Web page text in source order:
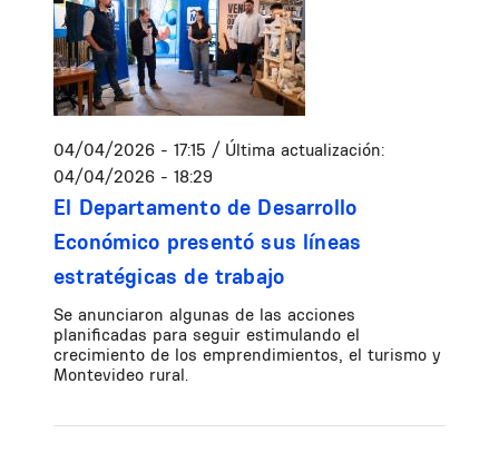
04/04/2026 - 17:15 / Última actualización:
04/04/2026 - 18:29
El Departamento de Desarrollo
Económico presentó sus líneas
estratégicas de trabajo
Se anunciaron algunas de las acciones
planificadas para seguir estimulando el
crecimiento de los emprendimientos, el turismo y
Montevideo rural.